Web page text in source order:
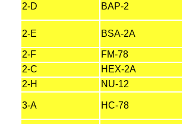
2-D BAP-2
2-E BSA-2A
2-F FM-78
2-C
HEX-2A
2-H
NU-12
3-A HC-78